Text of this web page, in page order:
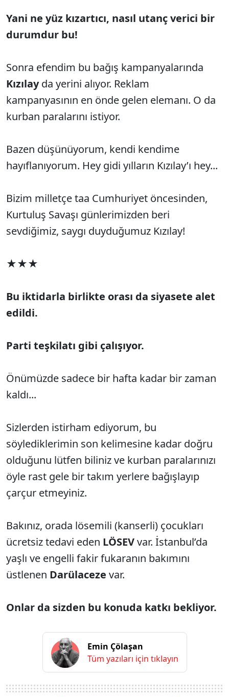
Yani ne yüz kızartıcı, nasıl utanç verici bir
durumdur bu!
Sonra efendim bu bağış kampanyalarında
Kızılayda yerini alıyor. Reklam
kampanyasının en önde gelen elemanı. O da
kurban paralarını istiyor.
Bazen düşünüyorum, kendi kendime
hayıflanıyorum. Hey gidi yılların Kızılay’ı hey...
Bizim milletçe taa Cumhuriyet öncesinden,
Kurtuluş Savaşı günlerimizden beri
sevdiğimiz, saygı duyduğumuz Kızılay!
★★★
Bu iktidarla birlikte orası da siyasete alet
edildi.
Parti teşkilatı gibi çalışıyor.
Önümüzde sadece bir hafta kadar bir zaman
kaldı...
Sizlerden istirham ediyorum, bu
söylediklerimin son kelimesine kadar doğru
olduğunu lütfen biliniz ve kurban paralarınızı
öyle rast gele bir takım yerlere bağışlayıp
çarçur etmeyiniz.
Bakınız, orada lösemili (kanserli) çocukları
ücretsiz tedavi eden LÖSEVvar. İstanbul’da
yaşlı ve engelli fakir fukaranın bakımını
üstlenen Darülaceze var.
Onlar da sizden bu konuda katkı bekliyor.
Emin Çölaşan
Tüm yazıları için tıklayın